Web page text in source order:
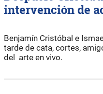
intervención de
Benjamín Cristóbal e
tarde de cata, cortes,
del arte en vivo.